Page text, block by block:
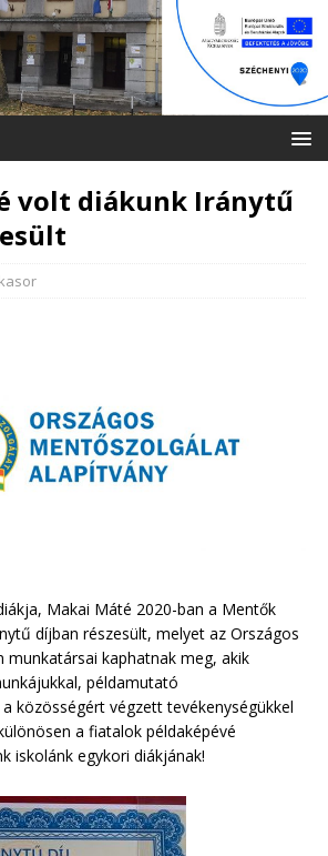
volt diákunk Iránytű
Makai Máté 2020-ban a Mentők
díjban részesült, melyet az Országos
munkatársai kaphatnak meg, akik
példamutató
közösségért végzett tevékenységükkel
a fiatalok példaképévé
iskolánk egykori diákjának!